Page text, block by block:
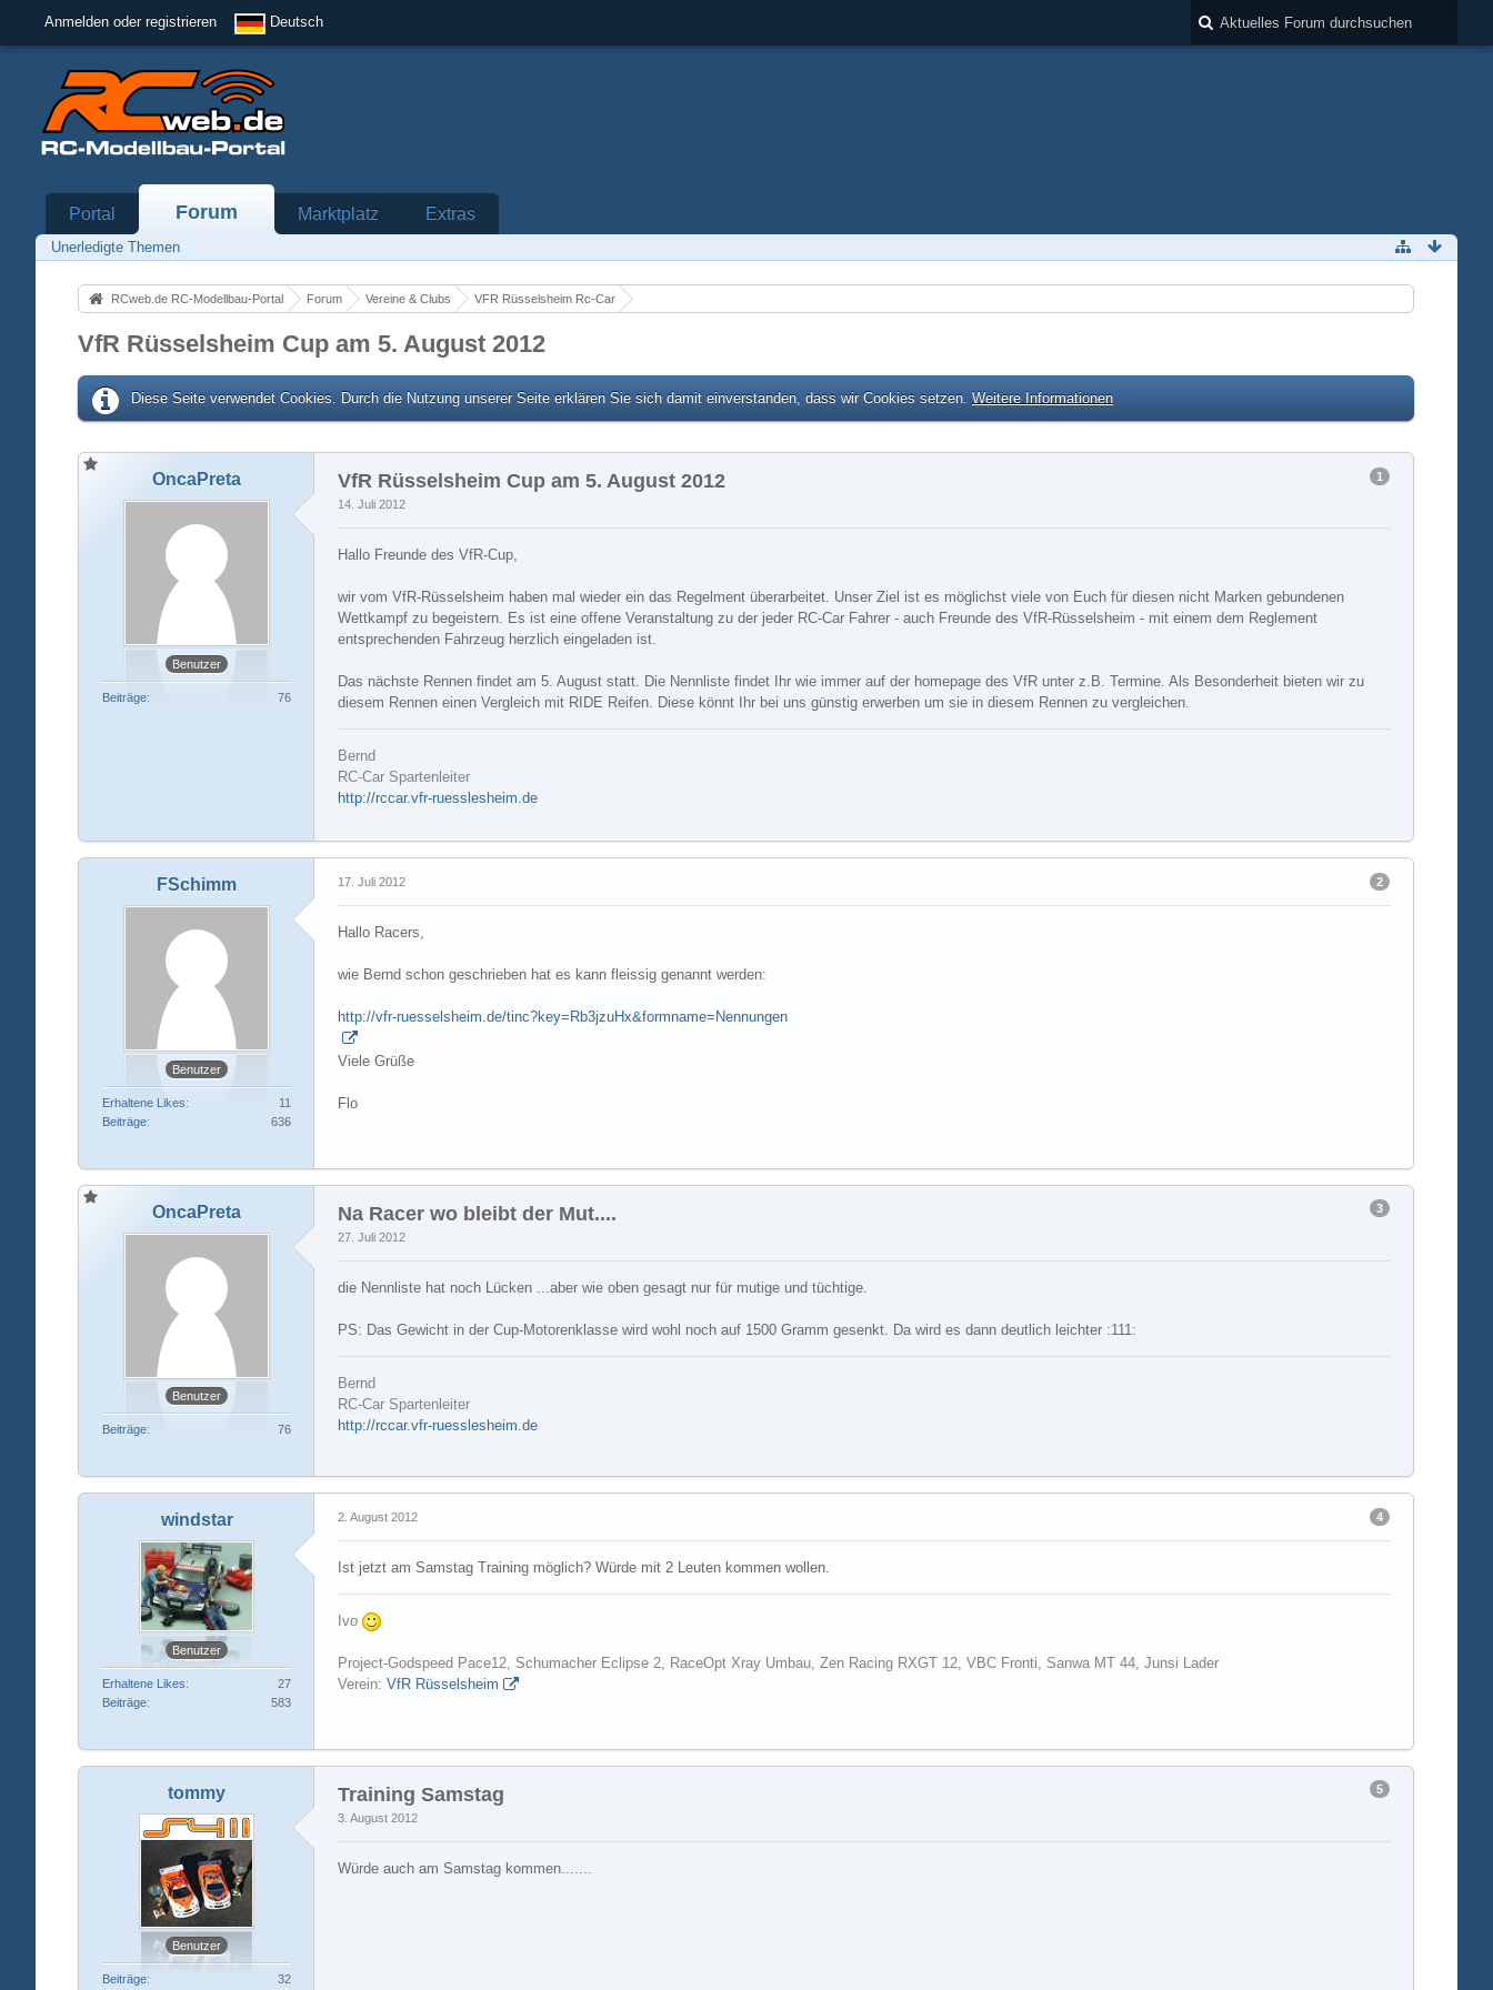
Anmelden oder registrieren Deutsch
Portal Forum Marktplatz Extras
Unerledigte Themen
RCweb.de RC-Modellbau-Portal Forum Vereine & Clubs VFR Rüsselsheim Rc-Car
VfR Rüsselsheim Cup am 5. August 2012
Diese Seite verwendet Cookies. Durch die Nutzung unserer Seite erklären Sie sich damit einverstanden, dass wir Cookies setzen. Weitere Informationen
OncaPreta
Benutzer
Beiträge 76
1
VfR Rüsselsheim Cup am 5. August 2012
14. Juli 2012
Hallo Freunde des VfR-Cup,
wir vom VfR-Rüsselsheim haben mal wieder ein das Regelment überarbeitet. Unser Ziel ist es möglichst viele von Euch für diesen nicht Marken gebundenen
Wettkampf zu begeistern. Es ist eine offene Veranstaltung zu der jeder RC-Car Fahrer - auch Freunde des VfR-Rüsselsheim - mit einem dem Reglement
entsprechenden Fahrzeug herzlich eingeladen ist.
Das nächste Rennen findet am 5. August statt. Die Nennliste findet Ihr wie immer auf der homepage des VfR unter z.B. Termine. Als Besonderheit bieten wir zu
diesem Rennen einen Vergleich mit RIDE Reifen. Diese könnt Ihr bei uns günstig erwerben um sie in diesem Rennen zu vergleichen.
Bernd
RC-Car Spartenleiter
http://rccar.vfr-ruesslesheim.de
FSchimm
Benutzer
Erhaltene Likes
11
Beiträge
636
2
17. Juli 2012
Hallo Racers,
wie Bernd schon geschrieben hat es kann fleissig genannt werden:
http://vfr-ruesselsheim.de/tinc?key=Rb3jzuHx&formname=Nennungen
Viele Grüße
Flo
OncaPreta
Benutzer
Beiträge 76
3
Na Racer wo bleibt der Mut....
27. Juli 2012
die Nennliste hat noch Lücken ...aber wie oben gesagt nur für mutige und tüchtige.
PS: Das Gewicht in der Cup-Motorenklasse wird wohl noch auf 1500 Gramm gesenkt. Da wird es dann deutlich leichter :111:
Bernd
RC-Car Spartenleiter
http://rccar.vfr-ruesslesheim.de
windstar
Benutzer
Erhaltene Likes
27
Beiträge
583
4
2. August 2012
Ist jetzt am Samstag Training möglich? Würde mit 2 Leuten kommen wollen.
Ivo
Project-Godspeed Pace12, Schumacher Eclipse 2, RaceOpt Xray Umbau, Zen Racing RXGT 12, VBC Fronti, Sanwa MT 44, Junsi Lader
Verein: VfR Rüsselsheim
tommy
Benutzer
Beiträge 32
5
Training Samstag
3. August 2012
Würde auch am Samstag kommen.......